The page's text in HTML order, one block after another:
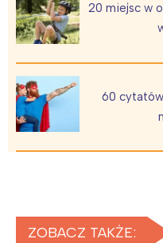
20 miejsc w
60
ZOBACZ TAKŻE: